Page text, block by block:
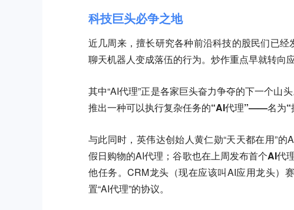
科技巨头必争之地
近几周来，擅长研究各种前沿科技的股民们已经
聊天机器人变成落伍的行为。炒作重点早就转向
其中“AI代理”正是各家巨头奋力争夺的下一个山
推出一种可以执行复杂任务的“AI代理”——名为
与此同时，英伟达创始人黄仁勋“天天都在用”的
假日购物的AI代理；谷歌也在上周发布首个AI代
他任务。CRM龙头（现在应该叫AI应用龙头）
置“AI代理”的协议。